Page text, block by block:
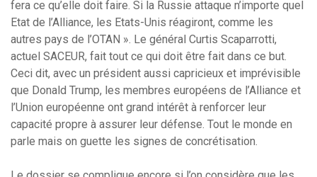
fera ce qu’elle doit faire. Si la Russie attaque n’importe quel
Etat de l’Alliance, les Etats-Unis réagiront, comme les
autres pays de l’OTAN ». Le général Curtis Scaparrotti,
actuel SACEUR, fait tout ce qui doit être fait dans ce but.
Ceci dit, avec un président aussi capricieux et imprévisible
que Donald Trump, les membres européens de l’Alliance et
l’Union européenne ont grand intérêt à renforcer leur
capacité propre à assurer leur défense. Tout le monde en
parle mais on guette les signes de concrétisation.